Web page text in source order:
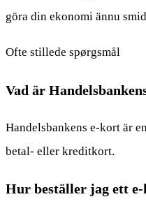
göra din ekonomi ännu
Ofte stillede spørgsmål
Vad är
Handelsbankens e-kort är
betal- eller kreditkort.
Hur beställer jag ett